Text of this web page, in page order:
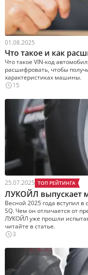
01.08.2025
Что такое и как
Что такое VIN-код
расшифровать, чтобы
характеристиках машины.
15
25.07.2025 ТОП РЕЙТИНГА
ЛУКОЙЛ выпускает
Весной 2025 года вступил
SQ. Чем он отличается от
ЛУКОЙЛ уже прошли
читайте в статье.
3